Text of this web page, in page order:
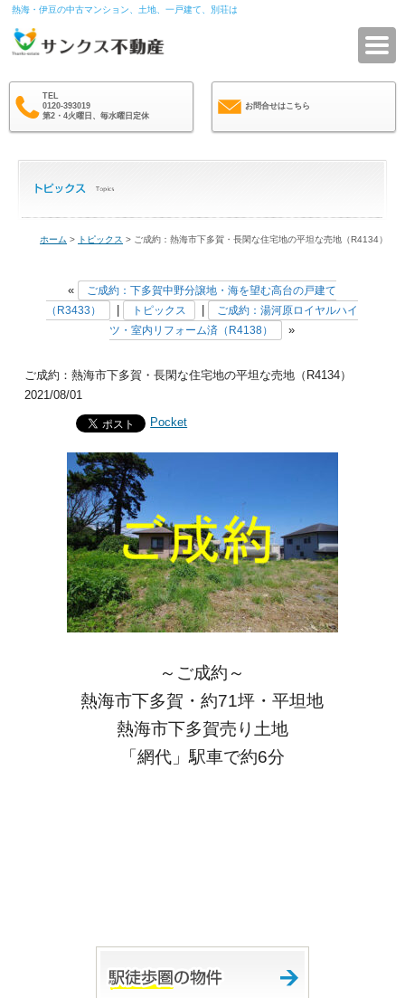
熱海・伊豆の中古マンション、土地、一戸建て、別荘は
TEL
0120-393019
第2・4火曜日、毎水曜日定休
お問合せはこちら
ホーム > トピックス > ご成約：熱海市下多賀・長閑な住宅地の平坦な売地（R4134）
«
ご成約：下多賀中野分譲地・海を望む高台の戸建て
（R3433）
トピックス
ご成約：湯河原ロイヤルハイ
ツ・室内リフォーム済（R4138）
»
ご成約：熱海市下多賀・長閑な住宅地の平坦な売地（R4134）
2021/08/01
Pocket
～ご成約～
熱海市下多賀・約71坪・平坦地
熱海市下多賀売り土地
「網代」駅車で約6分